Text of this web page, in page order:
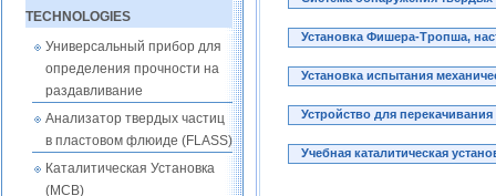
TECHNOLOGIES
Универсальный прибор для
определения прочности на
раздавливание
Анализатор твердых частиц
в пластовом флюиде (FLASS)
Каталитическая Установка
(MCB)
Установка Фишера-Тропша,
Установка испытания
Устройство для перекачивания
Учебная каталитическая